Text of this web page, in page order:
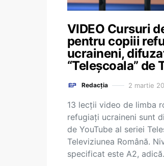
VIDEO Cursuri
pentru copiii
ucraineni,
“Teleșcoala” de
Redacția 2 martie
13 lecții video de limba
refugiați ucraineni sunt
de YouTube al seriei
Televiziunea Română.
specificat este A2,